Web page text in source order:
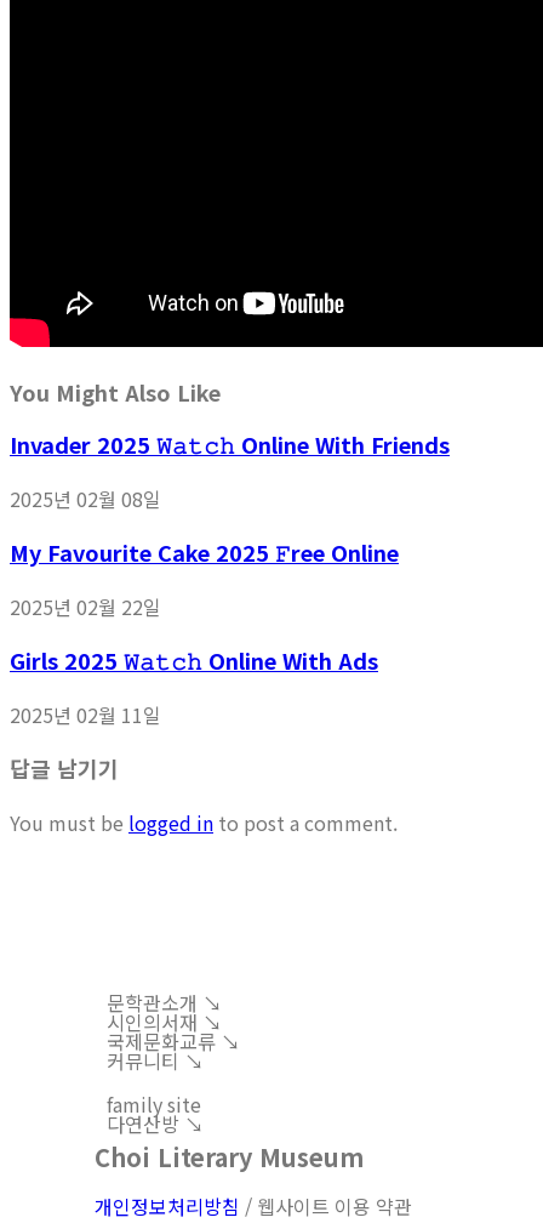
You Might Also Like
Invader 2025 𝚆𝚊𝚝𝚌𝚑 Online With Friends
2025년 02월 08일
My Favourite Cake 2025 𝙵ree Online
2025년 02월 22일
Girls 2025 𝚆𝚊𝚝𝚌𝚑 Online With Ads
2025년 02월 11일
답글 남기기
You must be logged in to post a comment.
문학관소개 ↘︎
시인의서재 ↘︎
국제문화교류 ↘︎
커뮤니티 ↘︎
family site
다연산방 ↘︎
Choi Literary Museum
개인정보처리방침 / 웹사이트 이용 약관